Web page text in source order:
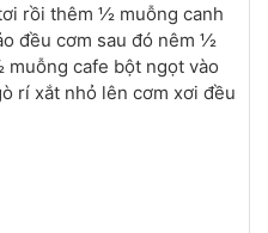
rồi thêm ½ muỗng canh
đều cơm sau đó nêm ½
cafe bột ngọt vào
rí xắt nhỏ lên cơm xơi đều